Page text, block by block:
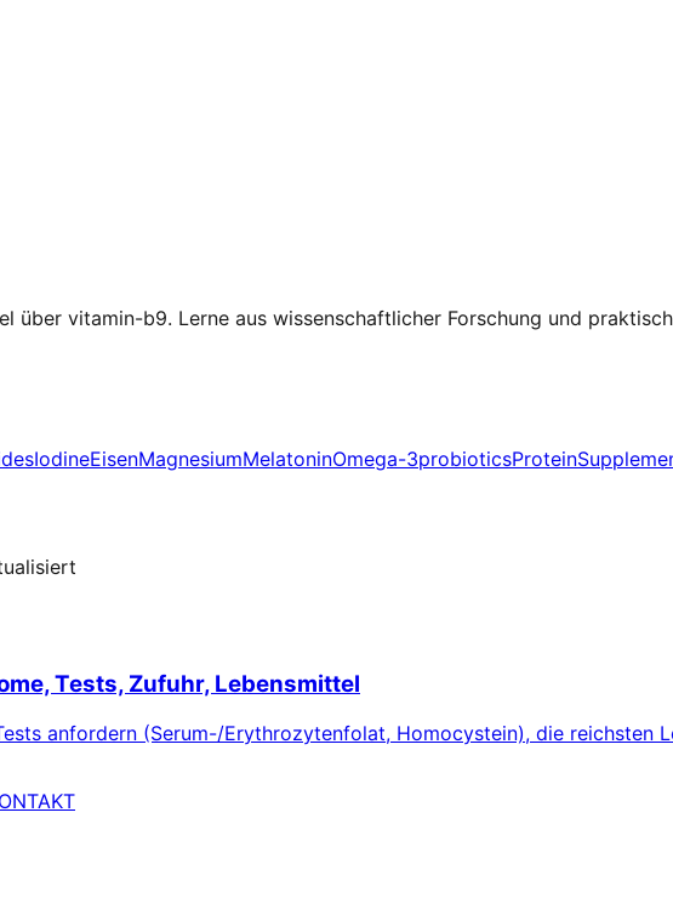
über vitamin-b9. Lerne aus wissenschaftlicher Forschung und
IodineEisenMagnesiumMelatoninOmega-3probioticsProtein
Tests, Zufuhr, Lebensmittel
anfordern (Serum-/Erythrozytenfolat, Homocystein), die reichsten